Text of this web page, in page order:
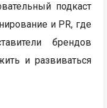
подкаст
и PR, где
брендов
и развиваться